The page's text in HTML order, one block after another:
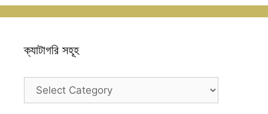
ক্যাটাগরি সহূহ
ক্যাটাগরি